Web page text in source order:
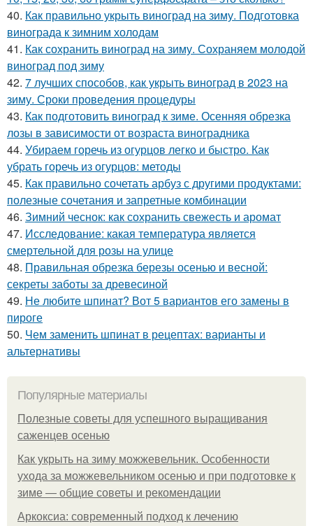
40. Как правильно укрыть виноград на зиму. Подготовка
винограда к зимним холодам
41. Как сохранить виноград на зиму. Сохраняем молодой
виноград под зиму
42. 7 лучших способов, как укрыть виноград в 2023 на
зиму. Сроки проведения процедуры
43. Как подготовить виноград к зиме. Осенняя обрезка
лозы в зависимости от возраста виноградника
44. Убираем горечь из огурцов легко и быстро. Как
убрать горечь из огурцов: методы
45. Как правильно сочетать арбуз с другими продуктами:
полезные сочетания и запретные комбинации
46. Зимний чеснок: как сохранить свежесть и аромат
47. Исследование: какая температура является
смертельной для розы на улице
48. Правильная обрезка березы осенью и весной:
секреты заботы за древесиной
49. Не любите шпинат? Вот 5 вариантов его замены в
пироге
50. Чем заменить шпинат в рецептах: варианты и
альтернативы
Популярные материалы
Полезные советы для успешного выращивания
саженцев осенью
Как укрыть на зиму можжевельник. Особенности
ухода за можжевельником осенью и при подготовке к
зиме — общие советы и рекомендации
Аркоксиа: современный подход к лечению